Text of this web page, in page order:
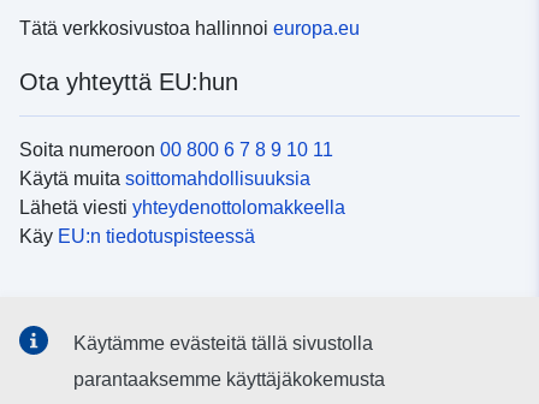
Tätä verkkosivustoa hallinnoi europa.eu
Ota yhteyttä EU:hun
Soita numeroon 00 800 6 7 8 9 10 11
Käytä muita soittomahdollisuuksia
Lähetä viesti yhteydenottolomakkeella
Käy EU:n tiedotuspisteessä
sosiaalisessa mediassa
Käytämme evästeitä tällä sivustolla
parantaaksemme käyttäjäkokemusta